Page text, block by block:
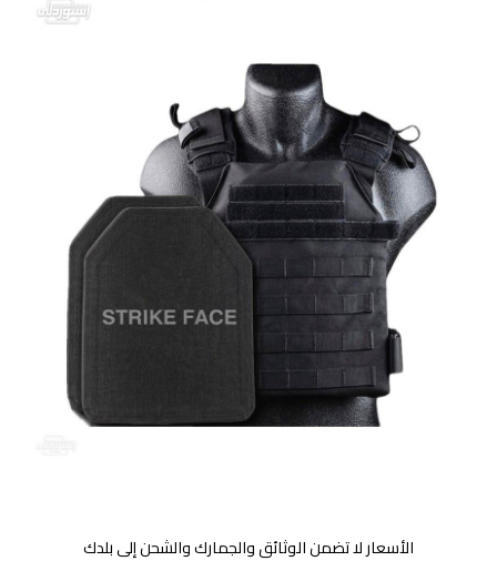
الأسعار لا تضمن الوثائق والجمارك والشحن إلى بلدك